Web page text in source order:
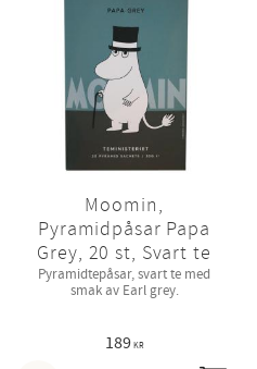
Moomin,
Pyramidpåsar Papa
Grey, 20 st, Svart te
Pyramidtepåsar, svart te med
smak av Earl grey.
189KR